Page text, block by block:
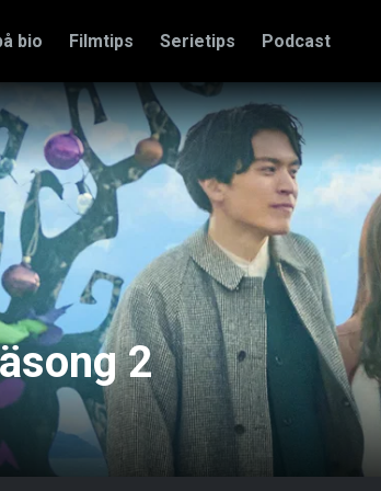
bio Filmtips Serietips Podcast
2